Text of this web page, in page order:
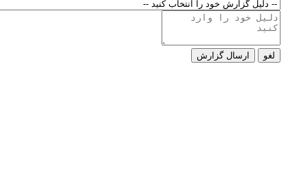
ارسال گزارش